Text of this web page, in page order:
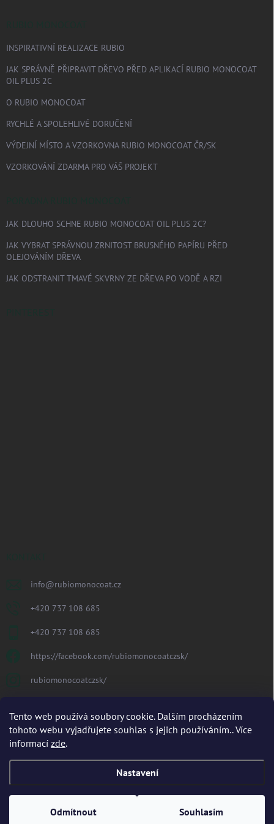
Tento web používá soubory cookie. Dalším procházením
tohoto webu vyjadřujete souhlas s jejich používáním.. Více
informací zde.
Nastavení
Odmítnout Souhlasím
INSPIRATIVNÍ REALIZACE RUBIO
JAK SPRÁVNĚ PŘIPRAVIT DŘEVO PŘED APLIKACÍ RUBIO MONOCOAT
OIL PLUS 2C
O RUBIO MONOCOAT
RYCHLÉ A SPOLEHLIVÉ DORUČENÍ
VÝDEJNÍ MÍSTO A VZORKOVNA RUBIO MONOCOAT ČR/SK
VZORKOVÁNÍ ZDARMA PRO VÁŠ PROJEKT
JAK DLOUHO SCHNE RUBIO MONOCOAT OIL PLUS 2C?
JAK VYBRAT SPRÁVNOU ZRNITOST BRUSNÉHO PAPÍRU PŘED
OLEJOVÁNÍM DŘEVA
JAK ODSTRANIT TMAVÉ SKVRNY ZE DŘEVA PO VODĚ A RZI
info@rubiomonocoat.cz
+420 737 108 685
+420 737 108 685
https://facebook.com/rubiomonocoatczsk/
rubiomonocoatczsk/
PŘIJÍMÁME ONLINE PLATBY
Copyright 2026 . Všechna práva vyhrazena.